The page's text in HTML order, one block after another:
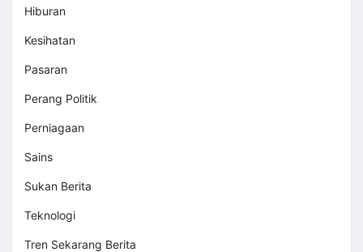
Hiburan
Kesihatan
Pasaran
Perang Politik
Perniagaan
Sains
Sukan Berita
Teknologi
Tren Sekarang Berita